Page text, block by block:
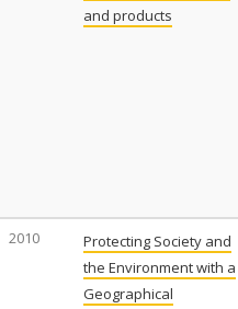
and products
2010
Protecting Society and
the Environment with a
Geographical